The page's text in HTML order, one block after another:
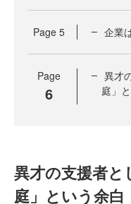
Page 5 企業
Page
6
異才
庭」
異才の支援者
庭」という余白